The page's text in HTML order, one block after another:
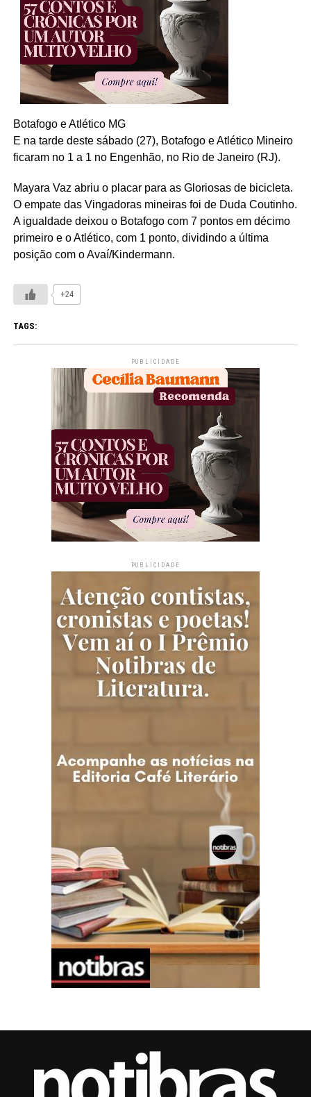
Botafogo e Atlético MG
E na tarde deste sábado (27), Botafogo e Atlético Mineiro
ficaram no 1 a 1 no Engenhão, no Rio de Janeiro (RJ).
Mayara Vaz abriu o placar para as Gloriosas de bicicleta.
O empate das Vingadoras mineiras foi de Duda Coutinho.
A igualdade deixou o Botafogo com 7 pontos em décimo
primeiro e o Atlético, com 1 ponto, dividindo a última
posição com o Avaí/Kindermann.
+24
TAGS:
PUBLICIDADE
PUBLICIDADE